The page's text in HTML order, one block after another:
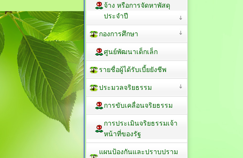
จ้าง หรือการจัดหาพัสดุ
ประจำปี
กองการศึกษา
ศูนย์พัฒนาเด็กเล็ก
รายชื่อผู้ได้รับเบี้ยยังชีพ
ประมวลจริยธรรม
การขับเคลื่อนจริยธรรม
การประเมินจริยธรรมเจ้า
หน้าที่ของรัฐ
แผนป้องกันและปราบปราม